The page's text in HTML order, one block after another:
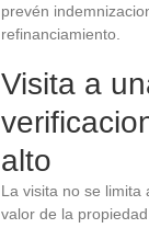
prevén
refinanciamiento.
Visita a
alto
La visita no se limita
valor de la